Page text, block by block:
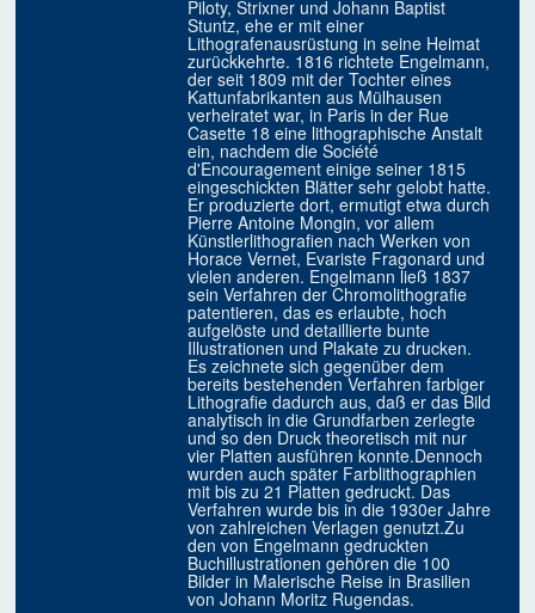
Piloty, Strixner und Johann Baptist
Stuntz, ehe er mit einer
Lithografenausrüstung in seine Heimat
zurückkehrte. 1816 richtete Engelmann,
der seit 1809 mit der Tochter eines
Kattunfabrikanten aus Mülhausen
verheiratet war, in Paris in der Rue
Casette 18 eine lithographische Anstalt
ein, nachdem die Société
d'Encouragement einige seiner 1815
eingeschickten Blätter sehr gelobt hatte.
Er produzierte dort, ermutigt etwa durch
Pierre Antoine Mongin, vor allem
Künstlerlithografien nach Werken von
Horace Vernet, Evariste Fragonard und
vielen anderen. Engelmann ließ 1837
sein Verfahren der Chromolithografie
patentieren, das es erlaubte, hoch
aufgelöste und detaillierte bunte
Illustrationen und Plakate zu drucken.
Es zeichnete sich gegenüber dem
bereits bestehenden Verfahren farbiger
Lithografie dadurch aus, daß er das Bild
analytisch in die Grundfarben zerlegte
und so den Druck theoretisch mit nur
vier Platten ausführen konnte.Dennoch
wurden auch später Farblithographien
mit bis zu 21 Platten gedruckt. Das
Verfahren wurde bis in die 1930er Jahre
von zahlreichen Verlagen genutzt.Zu
den von Engelmann gedruckten
Buchillustrationen gehören die 100
Bilder in Malerische Reise in Brasilien
von Johann Moritz Rugendas.